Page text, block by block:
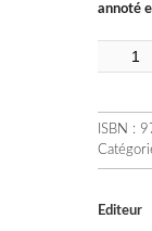
annoté
ISBN :
Editeur